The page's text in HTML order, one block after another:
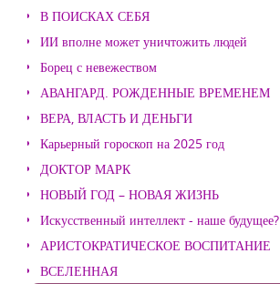
В ПОИСКАХ СЕБЯ
ИИ вполне может уничтожить людей
Борец с невежеством
АВАНГАРД. РОЖДЕННЫЕ ВРЕМЕНЕМ
ВЕРА, ВЛАСТЬ И ДЕНЬГИ
Карьерный гороскоп на 2025 год
ДОКТОР МАРК
НОВЫЙ ГОД – НОВАЯ ЖИЗНЬ
Искусственный интеллект - наше будущее?
АРИСТОКРАТИЧЕСКОЕ ВОСПИТАНИЕ
ВСЕЛЕННАЯ